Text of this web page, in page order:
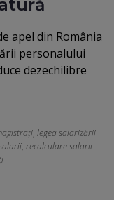
apel din România
personalului
dezechilibre
, legea salarizării
, recalculare salarii